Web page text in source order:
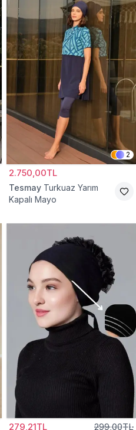
2
2.750,00TL
Tesmay Turkuaz Yarım
Kapalı Mayo
279,21TL 299,00TL